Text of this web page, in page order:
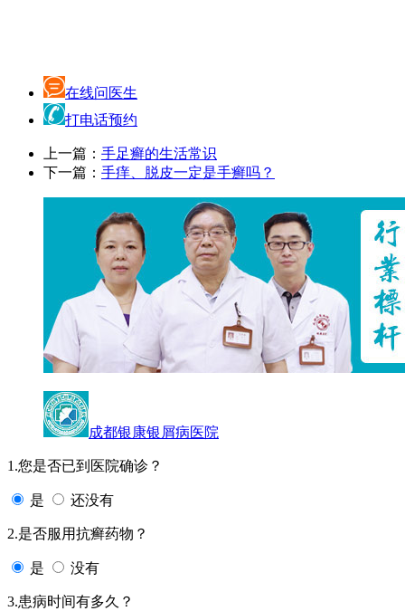
在线问医生
打电话预约
上一篇： 手足癣的生活常识
下一篇： 手痒、脱皮一定是手癣吗？
成都银康银屑病医院
1.您是否已到医院确诊？
是 还没有
2.是否服用抗癣药物？
是 没有
3.患病时间有多久？